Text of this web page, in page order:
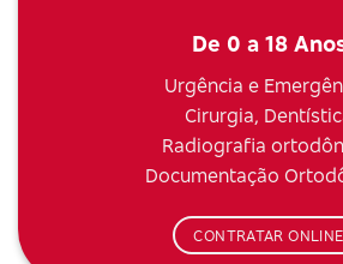
De 0 a 18
Urgência e
Cirurgia,
Radiografia
Documentação
CONTRATAR ONLINE